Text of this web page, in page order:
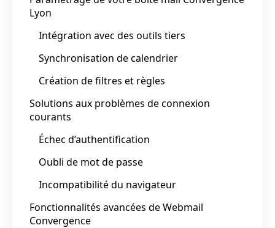
Lyon
Intégration avec des outils tiers
Synchronisation de calendrier
Création de filtres et règles
Solutions aux problèmes de connexion
courants
Échec d’authentification
Oubli de mot de passe
Incompatibilité du navigateur
Fonctionnalités avancées de Webmail
Convergence